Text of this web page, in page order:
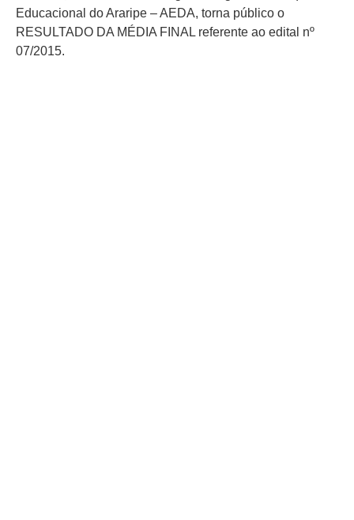
Educacional do Araripe – AEDA, torna público o
RESULTADO DA MÉDIA FINAL referente ao edital nº
07/2015.